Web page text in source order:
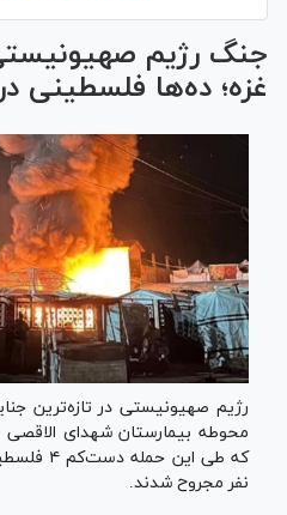
جنگ رژیم صهیونیستی
غزه؛ ده‌ها فلسطینی
رژیم صهیونیستی در تازه‌ترین
محوطه بیمارستان شهدای الاقصی
که طی
نفر مجروح شدند.